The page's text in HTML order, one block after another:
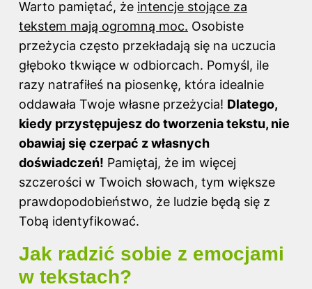
Warto pamiętać, że intencje stojące za
tekstem mają ogromną moc. Osobiste
przeżycia często przekładają się na uczucia
głęboko tkwiące w odbiorcach. Pomyśl, ile
razy natrafiłeś na piosenkę, która idealnie
oddawała Twoje własne przeżycia! Dlatego,
kiedy przystępujesz do tworzenia tekstu, nie
obawiaj się czerpać z własnych
doświadczeń! Pamiętaj, że im więcej
szczerości w Twoich słowach, tym większe
prawdopodobieństwo, że ludzie będą się z
Tobą identyfikować.
Jak radzić sobie z emocjami
w tekstach?